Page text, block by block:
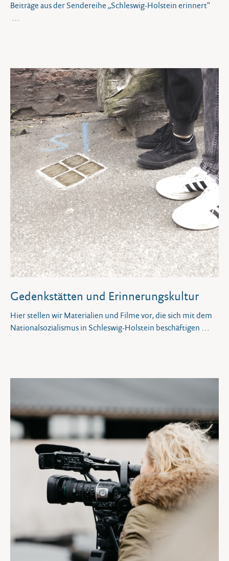
Beiträge aus der Sendereihe „Schleswig-Holstein erinnert"
Gedenkstätten und Erinnerungskultur
Hier stellen wir Materialien und Filme vor, die sich mit dem
Nationalsozialismus in Schleswig-Holstein beschäftigen